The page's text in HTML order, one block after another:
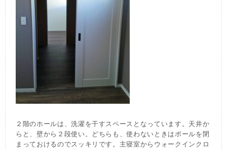
２階のホールは、洗濯を干すスペースとなっています。天井か
らと、壁から２段使い。どちらも、使わないときはポールを閉
まっておけるのでスッキリです。主寝室からウォークインクロ